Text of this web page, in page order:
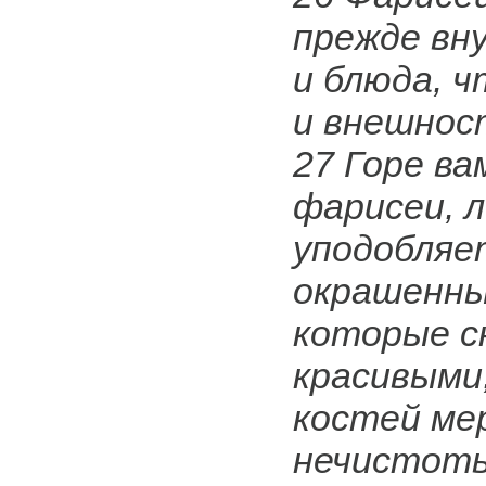
прежде
и блюда,
и
27 Горе
фарисеи,
которые
костей